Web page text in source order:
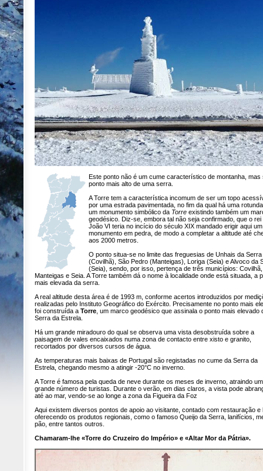
Este ponto não é um cume característico de montanha, mas
ponto mais alto de uma serra.
A Torre tem a característica incomum de ser um topo
por uma estrada pavimentada, no fim da qual há uma
um monumento simbólico da Torre existindo também um
geodésico. Diz-se, embora tal não seja confirmado, que o rei
João VI teria no incício do século XIX mandado erigir aqui um
monumento em pedra, de modo a completar a altitude até
aos 2000 metros.
O ponto situa-se no limite das freguesias de Unhais da Serra
(Covilhã), São Pedro (Manteigas), Loriga (Seia) e Alvoco da
(Seia), sendo, por isso, pertença de três municípios: Covilhã,
Manteigas e Seia. A Torre também dá o nome à localidade onde está situada, a
mais elevada da serra.
A real altitude desta área é de 1993 m, conforme acertos introduzidos por
realizadas pelo Instituto Geográfico do Exército. Precisamente no ponto mais
foi construída a Torre , um marco geodésico que assinala o ponto mais elevado
Serra da Estrela.
Há um grande miradouro do qual se observa uma vista desobstruída sobre a
paisagem de vales encaixados numa zona de contacto entre xisto e granito,
recortados por diversos cursos de água.
As temperaturas mais baixas de Portugal são registadas no cume da Serra da
Estrela, chegando mesmo a atingir -20°C no inverno.
A Torre é famosa pela queda de neve durante os meses de inverno, atraindo um
grande número de turistas. Durante o verão, em dias claros, a vista pode
até ao mar, vendo-se ao longe a zona da Figueira da Foz
Aqui existem diversos pontos de apoio ao visitante, contado com restauração e
oferecendo os produtos regionais, como o famoso Queijo da Serra, lanifícios,
pão, entre tantos outros.
Chamaram-lhe «Torre do Cruzeiro do Império» e «Altar Mor da Pátria».